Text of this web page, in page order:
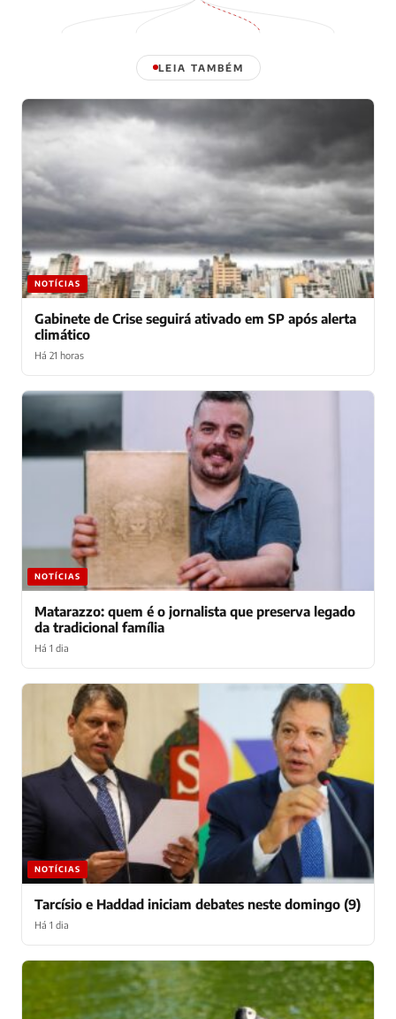
LEIA TAMBÉM
NOTÍCIAS
Gabinete de Crise seguirá ativado em SP após alerta
climático
Há 21 horas
NOTÍCIAS
Matarazzo: quem é o jornalista que preserva legado
da tradicional família
Há 1 dia
NOTÍCIAS
Tarcísio e Haddad iniciam debates neste domingo (9)
Há 1 dia